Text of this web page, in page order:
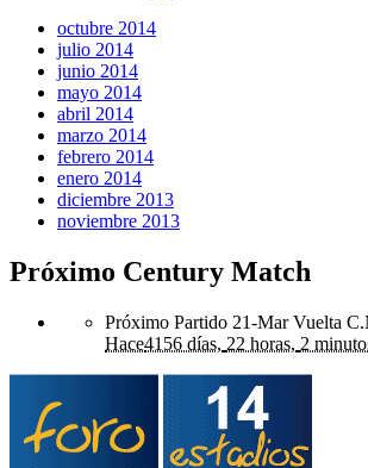
octubre 2014
julio 2014
junio 2014
mayo 2014
abril 2014
marzo 2014
febrero 2014
enero 2014
diciembre 2013
noviembre 2013
Próximo Century Match
Próximo Partido 21-Mar Vuelta
Hace4156 días, 22 horas, 2